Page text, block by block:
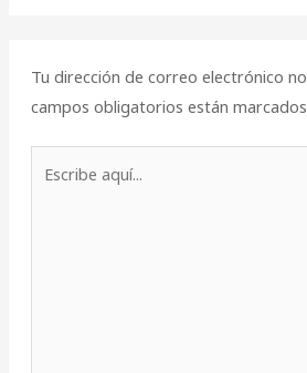
Tu dirección de correo electrónico
campos obligatorios están